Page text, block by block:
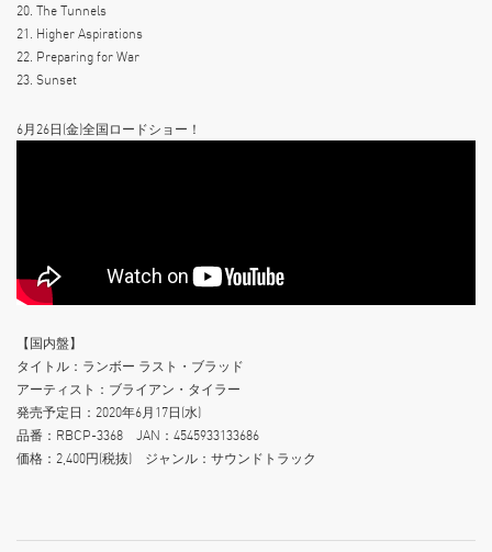
20. The Tunnels
21. Higher Aspirations
22. Preparing for War
23. Sunset
6月26日(金)全国ロードショー！
【国内盤】
タイトル：ランボー ラスト・ブラッド
アーティスト：ブライアン・タイラー
発売予定日：2020年6月17日(水)
品番：RBCP-3368 JAN：4545933133686
価格：2,400円(税抜) ジャンル：サウンドトラック